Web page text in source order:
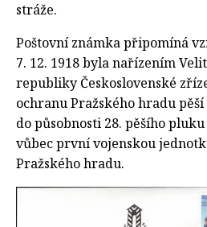
stráže.
Poštovní známka připomíná
7. 12. 1918 byla nařízením
republiky Československé
ochranu Pražského hradu
do působnosti 28. pěšího pluku
vůbec první vojenskou
Pražského hradu.